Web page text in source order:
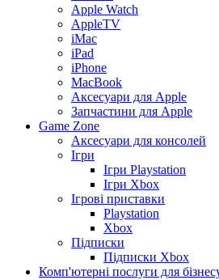
Apple Watch
AppleTV
iMac
iPad
iPhone
MacBook
Аксесуари для Apple
Запчастини для Apple
Game Zone
Аксесуари для консолей
Ігри
Ігри Playstation
Ігри Xbox
Ігрові приставки
Playstation
Xbox
Підписки
Підписки Xbox
Комп'ютерні послуги для